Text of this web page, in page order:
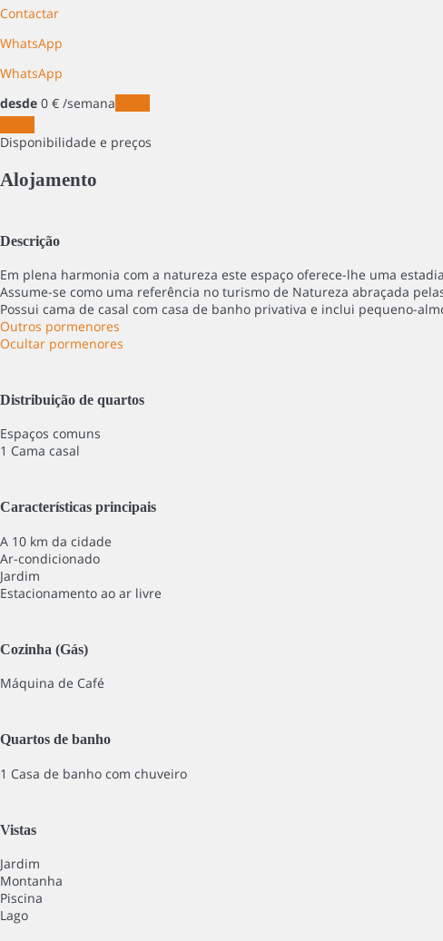
Contactar
WhatsApp
WhatsApp
desde 0 € /semana
Disponibilidade e preços
Alojamento
Descrição
Em plena harmonia com a natureza este espaço oferece-lhe uma
Assume-se como uma referência no turismo de Natureza abraçada
Possui cama de casal com casa de banho privativa e inclui pequeno-
Outros pormenores
Ocultar pormenores
Distribuição de quartos
Espaços comuns
1 Cama casal
Características principais
A 10 km da cidade
Ar-condicionado
Jardim
Estacionamento ao ar livre
Cozinha (Gás)
Máquina de Café
Quartos de banho
1 Casa de banho com chuveiro
Vistas
Jardim
Montanha
Piscina
Lago